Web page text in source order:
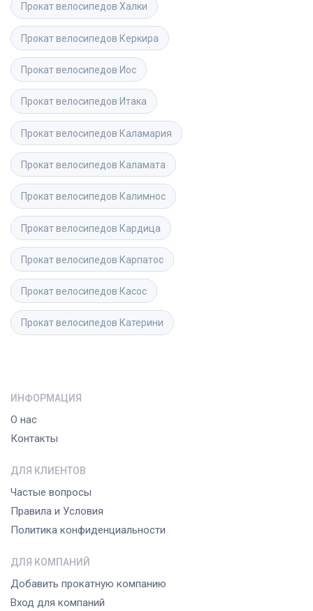
Прокат велосипедов Халки
Прокат велосипедов Керкира
Прокат велосипедов Иос
Прокат велосипедов Итака
Прокат велосипедов Каламария
Прокат велосипедов Каламата
Прокат велосипедов Калимнос
Прокат велосипедов Кардица
Прокат велосипедов Карпатос
Прокат велосипедов Касос
Прокат велосипедов Катерини
ИНФОРМАЦИЯ
О нас
Контакты
ДЛЯ КЛИЕНТОВ
Частые вопросы
Правила и Условия
Политика конфиденциальности
ДЛЯ КОМПАНИЙ
Добавить прокатную компанию
Вход для компаний